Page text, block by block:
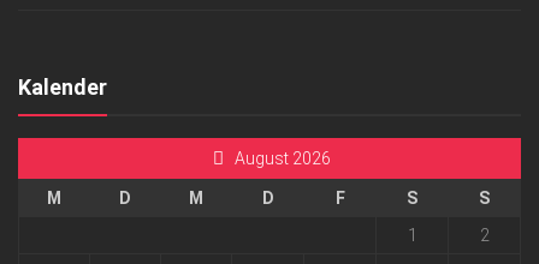
Kalender
August 2026
M D M D F S
S
1
2